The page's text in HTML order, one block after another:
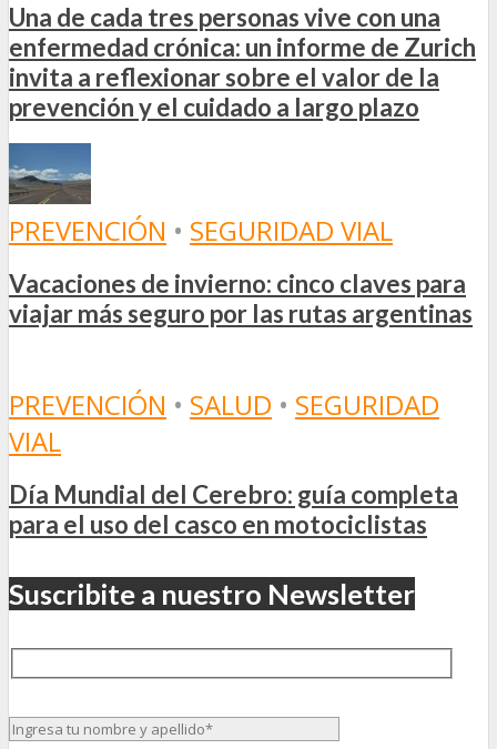
Una de cada tres personas vive con una
enfermedad crónica: un informe de Zurich
invita a reflexionar sobre el valor de la
prevención y el cuidado a largo plazo
PREVENCIÓN • SEGURIDAD VIAL
Vacaciones de invierno: cinco claves para
viajar más seguro por las rutas argentinas
PREVENCIÓN • SALUD • SEGURIDAD
VIAL
Día Mundial del Cerebro: guía completa
para el uso del casco en motociclistas
Suscribite a nuestro Newsletter